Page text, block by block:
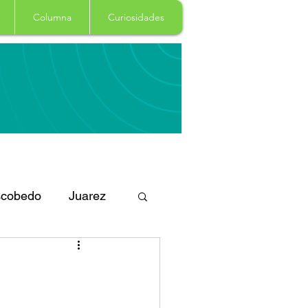
Columna Curiosidades
Juarez
Arte